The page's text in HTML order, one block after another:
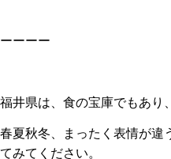
ーーーー
福井県は、食の宝庫でもあり
春夏秋冬、まったく表情が違
てみてください。